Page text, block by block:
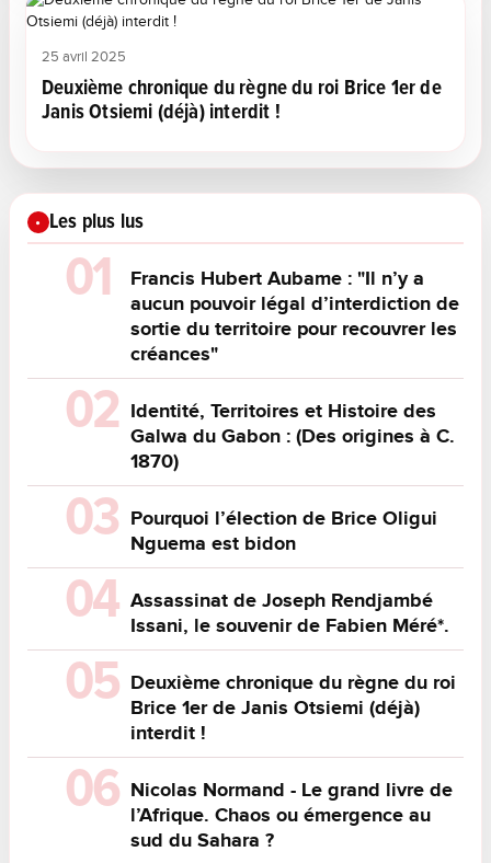
25 avril 2025
Deuxième chronique du règne du roi Brice 1er de
Janis Otsiemi (déjà) interdit !
Les plus lus
Francis Hubert Aubame : "Il n’y a
aucun pouvoir légal d’interdiction de
sortie du territoire pour recouvrer les
créances"
Identité, Territoires et Histoire des
Galwa du Gabon : (Des origines à C.
1870)
Pourquoi l’élection de Brice Oligui
Nguema est bidon
Assassinat de Joseph Rendjambé
Issani, le souvenir de Fabien Méré*.
Deuxième chronique du règne du roi
Brice 1er de Janis Otsiemi (déjà)
interdit !
Nicolas Normand - Le grand livre de
l’Afrique. Chaos ou émergence au
sud du Sahara ?